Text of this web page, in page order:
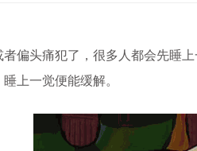
头痛犯了，很多人都会先睡上
上一觉便能缓解。